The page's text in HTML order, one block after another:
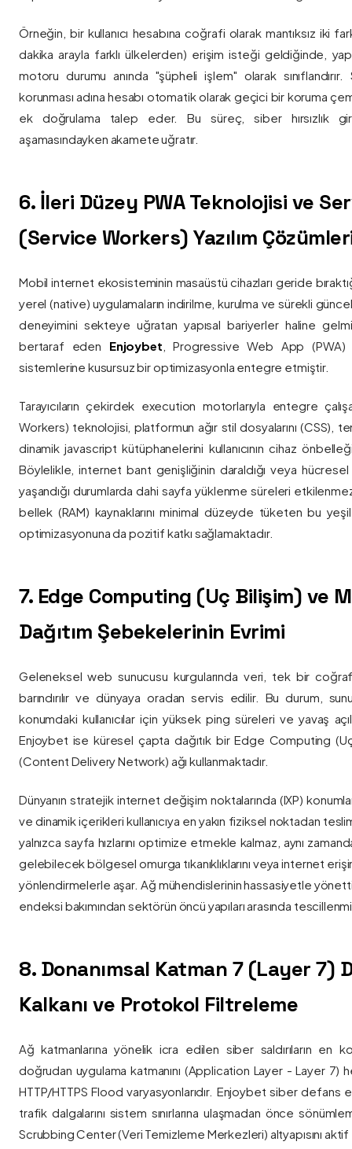
Örneğin, bir kullanıcı hesabına coğrafi olarak mantıksız iki
dakika arayla farklı ülkelerden) erişim isteği geldiğinde,
motoru durumu anında "şüpheli işlem" olarak sınıflandırır.
korunması adına hesabı otomatik olarak geçici bir koruma
ek doğrulama talep eder. Bu süreç, siber hırsızlık
aşamasındayken akamete uğratır.
6. İleri Düzey PWA Teknolojisi ve
(Service Workers) Yazılım
Mobil internet ekosisteminin masaüstü cihazları geride
yerel (native) uygulamaların indirilme, kurulma ve sürekli
deneyimini sekteye uğratan yapısal bariyerler haline
bertaraf eden Enjoybet , Progressive Web App (PWA)
sistemlerine kusursuz bir optimizasyonla entegre etmiştir.
Tarayıcıların çekirdek execution motorlarıyla entegre
Workers) teknolojisi, platformun ağır stil dosyalarını (CSS),
dinamik javascript kütüphanelerini kullanıcının cihaz
Böylelikle, internet bant genişliğinin daraldığı veya
yaşandığı durumlarda dahi sayfa yüklenme süreleri
bellek (RAM) kaynaklarını minimal düzeyde tüketen bu yeşil
optimizasyonuna da pozitif katkı sağlamaktadır.
7. Edge Computing (Uç Bilişim) ve
Dağıtım Şebekelerinin Evrimi
Geleneksel web sunucusu kurgularında veri, tek bir
barındırılır ve dünyaya oradan servis edilir. Bu durum,
konumdaki kullanıcılar için yüksek ping süreleri ve yavaş
Enjoybet ise küresel çapta dağıtık bir Edge Computing
(Content Delivery Network) ağı kullanmaktadır.
Dünyanın stratejik internet değişim noktalarında (IXP)
ve dinamik içerikleri kullanıcıya en yakın fiziksel noktadan
yalnızca sayfa hızlarını optimize etmekle kalmaz, aynı
gelebilecek bölgesel omurga tıkanıklıklarını veya internet
yönlendirmelerle aşar. Ağ mühendislerinin hassasiyetle
endeksi bakımından sektörün öncü yapıları arasında
8. Donanımsal Katman 7 (Layer 7)
Kalkanı ve Protokol Filtreleme
Ağ katmanlarına yönelik icra edilen siber saldırıların en
doğrudan uygulama katmanını (Application Layer - Layer 7)
HTTP/HTTPS Flood varyasyonlarıdır. Enjoybet siber
trafik dalgalarını sistem sınırlarına ulaşmadan önce
Scrubbing Center (Veri Temizleme Merkezleri) altyapısını